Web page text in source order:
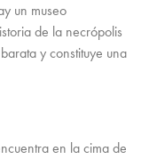
un museo
de la necrópolis
y constituye una
en la cima de